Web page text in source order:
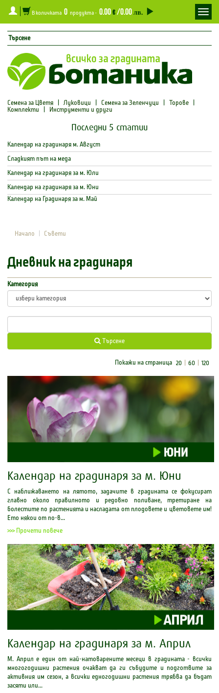
В количката 0 продукта - 0.00€/0.00лв.
Семена за Цветя |Луковици Семена за Зеленчуци Торове
Комплекти
Инструменти и други
Последни 5 статии
Календар на градинаря м. Август
Сладкият път на меда
Календар на градинаря за м. Юли
Календар на градинаря за м. Юни
Календар на Градинаря за м. Май
Начало Съвети
Дневник на градинаря
Категория
Tърсене
Покажи на страница 20 60 120
Календар на градинаря за м. Юни
С наближаването на лятото, задачите в градината се фокусират
главно около правилното и редовно поливане, третиране на
болестите по растенията и насладата от плодовете и цветовете им!
Ето някои от по-в...
>>> Прочети повече
Календар на градинаря за м. Април
М. Април е един от най-натоварените месеци в градината - всички
многогодишни растения очакват да ги събудите и подготвите за
активния им сезон, а всички едногодишни растения трябва да бъдат
засяти или...